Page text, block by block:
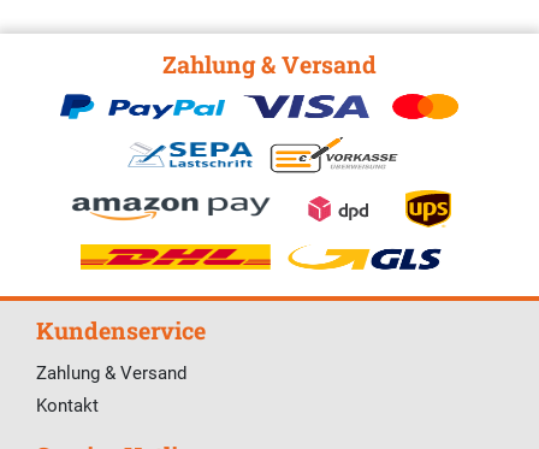
Zahlung & Versand
Kundenservice
Zahlung & Versand
Kontakt